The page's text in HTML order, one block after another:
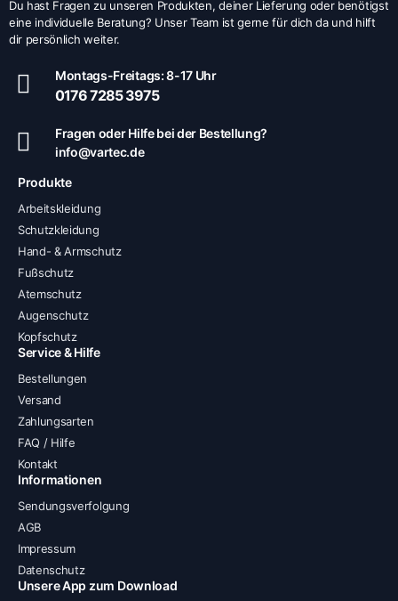
Du hast Fragen zu unseren Produkten, deiner Lieferung oder benötigst
eine individuelle Beratung? Unser Team ist gerne für dich da und hilft
dir persönlich weiter.
Montags-Freitags: 8-17 Uhr
0176 7285 3975
Fragen oder Hilfe bei der Bestellung?
info@vartec.de
Produkte
Arbeitskleidung
Schutzkleidung
Hand- & Armschutz
Fußschutz
Atemschutz
Augenschutz
Kopfschutz
Service & Hilfe
Bestellungen
Versand
Zahlungsarten
FAQ / Hilfe
Kontakt
Informationen
Sendungsverfolgung
AGB
Impressum
Datenschutz
Unsere App zum Download